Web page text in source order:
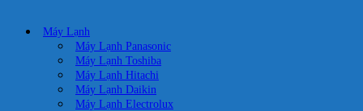
Máy Lạnh
Máy Lạnh Panasonic
Máy Lạnh Toshiba
Máy Lạnh Hitachi
Máy Lạnh Daikin
Máy Lạnh Electrolux